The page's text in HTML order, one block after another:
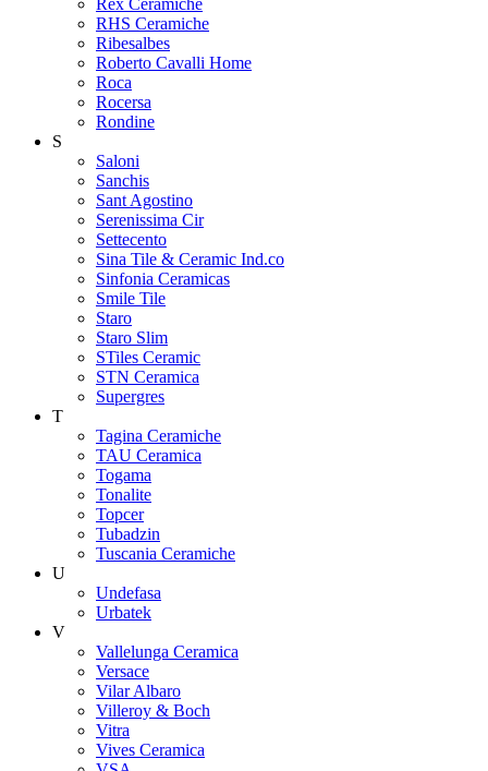
RHS Ceramiche
Ribesalbes
Roberto Cavalli Home
Roca
Rocersa
Rondine
S
Saloni
Sanchis
Sant Agostino
Serenissima Cir
Settecento
Sina Tile & Ceramic Ind.co
Sinfonia Ceramicas
Smile Tile
Staro
Staro Slim
STiles Ceramic
STN Ceramica
Supergres
T
Tagina Ceramiche
TAU Ceramica
Togama
Tonalite
Topcer
Tubadzin
Tuscania Ceramiche
U
Undefasa
Urbatek
V
Vallelunga Ceramica
Versace
Vilar Albaro
Villeroy & Boch
Vitra
Vives Ceramica